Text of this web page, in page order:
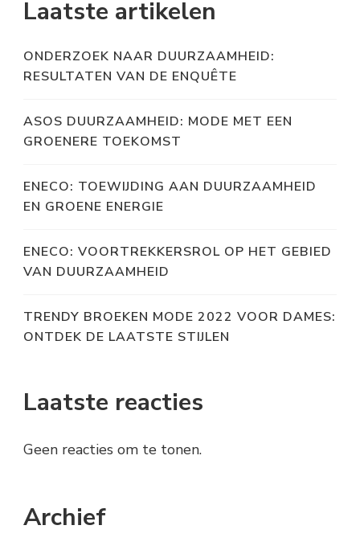
Laatste artikelen
ONDERZOEK NAAR DUURZAAMHEID:
RESULTATEN VAN DE ENQUÊTE
ASOS DUURZAAMHEID: MODE MET EEN
GROENERE TOEKOMST
ENECO: TOEWIJDING AAN DUURZAAMHEID
EN GROENE ENERGIE
ENECO: VOORTREKKERSROL OP HET GEBIED
VAN DUURZAAMHEID
TRENDY BROEKEN MODE 2022 VOOR DAMES:
ONTDEK DE LAATSTE STIJLEN
Laatste reacties
Geen reacties om te tonen.
Archief